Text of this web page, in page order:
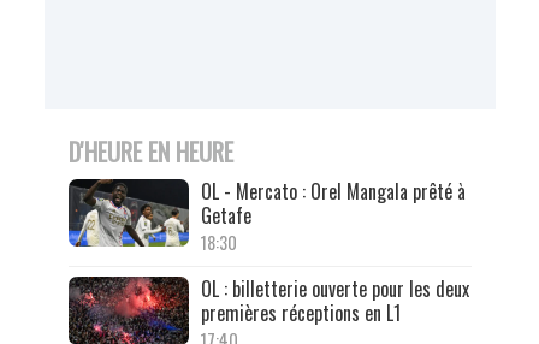
D'HEURE EN HEURE
OL - Mercato : Orel Mangala prêté à
Getafe
18:30
OL : billetterie ouverte pour les deux
premières réceptions en L1